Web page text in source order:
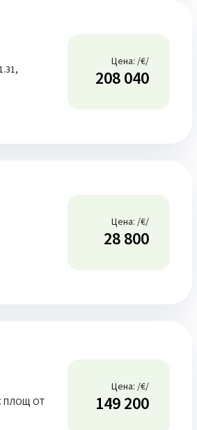
Цена: /€/
208 040
Цена: /€/
28 800
ПЛОЩ ОТ
Цена: /€/
149 200